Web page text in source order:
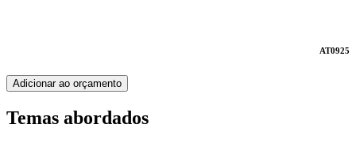
AT0925
Adicionar ao orçamento
Temas abordados